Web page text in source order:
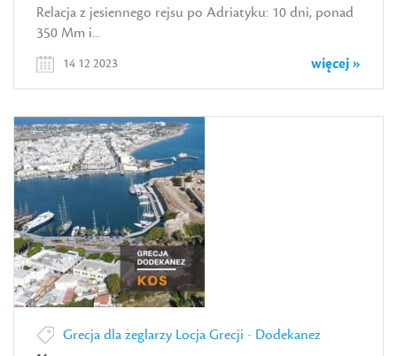
Relacja z jesiennego rejsu po Adriatyku: 10 dni, ponad
350 Mm i...
więcej »
14 12 2023
Grecja dla żeglarzy Locja Grecji - Dodekanez